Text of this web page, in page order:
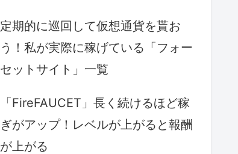
定期的に巡回して仮想通貨を貰お
う！私が実際に稼げている「フォー
セットサイト」一覧
「FireFAUCET」長く続けるほど稼
ぎがアップ！レベルが上がると報酬
が上がる